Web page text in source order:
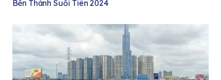
Bến Thành Suối Tiên 2024